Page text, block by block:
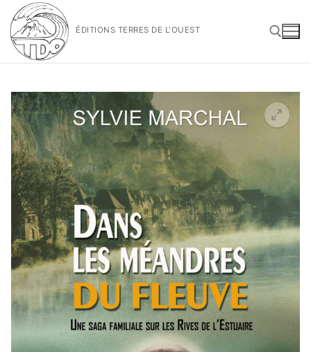
Aller
au
contenu
ÉDITIONS TERRES DE L'OUEST
Rechercher :